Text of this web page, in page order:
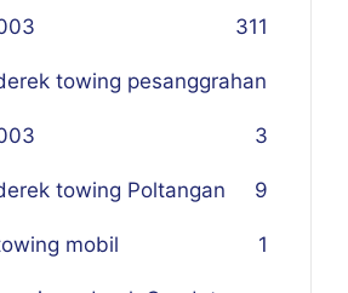
311
towing pesanggrahan
3
towing Poltangan 9
mobil 1